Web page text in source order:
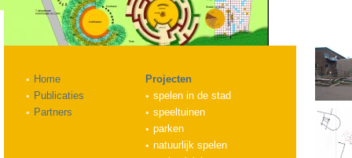
Home
Publicaties
Partners
Projecten
spelen in de stad
speeltuinen
parken
natuurlijk spelen